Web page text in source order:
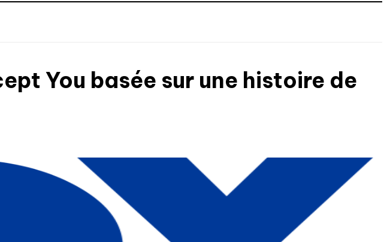
You basée sur une histoire de